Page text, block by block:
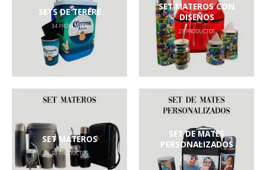
SETS DE TERERE
34PRODUCTOS
SET MATEROS CON
DISEÑOS
23PRODUCTOS
SET MATEROS
50PRODUCTOS
SET DE MATES
PERSONALIZADOS
2 PRODUCTOS